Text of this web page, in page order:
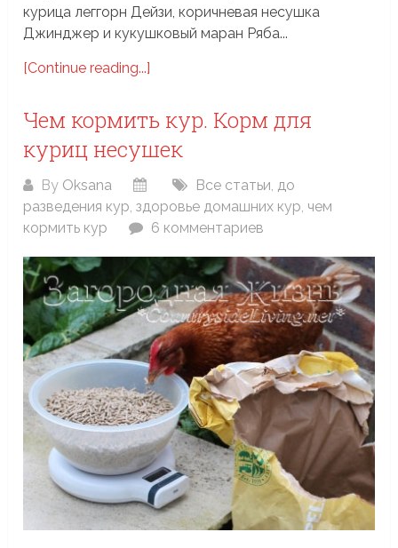
курица леггорн Дейзи, коричневая несушка
Джинджер и кукушковый маран Ряба...
[Continue reading...]
Чем кормить кур. Корм для
куриц несушек
By Oksana Все статьи до
разведения кур ,здоровье домашних кур чем
кормить кур
6 комментариев